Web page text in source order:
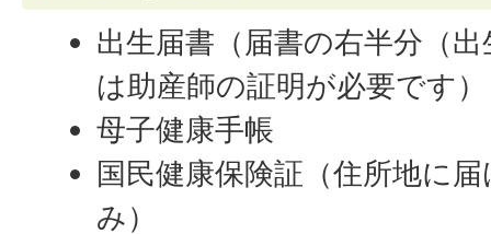
出生届書（届書の右半分（
は助産師の証明が必要です）
母子健康手帳
国民健康保険証（住所地に
み）